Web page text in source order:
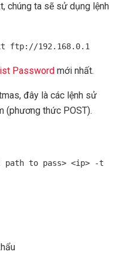
chúng ta sẽ sử dụng lệnh
ftp://192.168.0.1
Password mới nhất.
đây là các lệnh sử
(phương thức POST).
path to pass> <ip> -t